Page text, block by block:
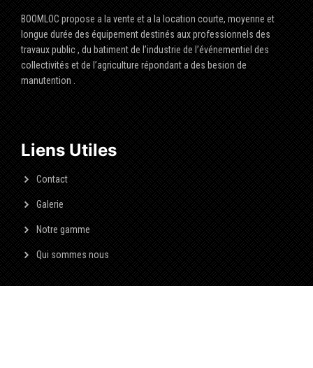
BOOMLOC propose a la vente et a la location courte, moyenne et
longue durée des équipement destinés aux professionnels des
travaux public , du batiment de l’industrie de l’événementiel des
collectivités et de l’agriculture répondant a des besion de
manutention .
Liens Utiles
Contact
Galerie
Notre gamme
Qui sommes nous